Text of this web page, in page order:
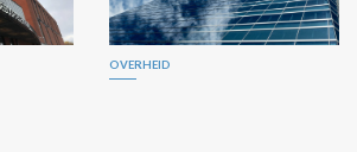
OVERHEID